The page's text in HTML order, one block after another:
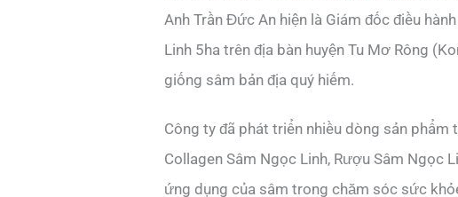
Anh Trần Đức An hiện là Giám đốc điều
Linh 5ha trên địa bàn huyện Tu Mơ Rông
giống sâm bản địa quý hiếm.
Công ty đã phát triển nhiều dòng sản
Collagen Sâm Ngọc Linh, Rượu Sâm Ngọc
ứng dụng của sâm trong chăm sóc sức